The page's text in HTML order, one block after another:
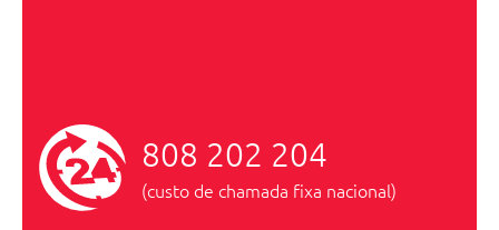
808 202 204
(custo de chamada fixa nacional)